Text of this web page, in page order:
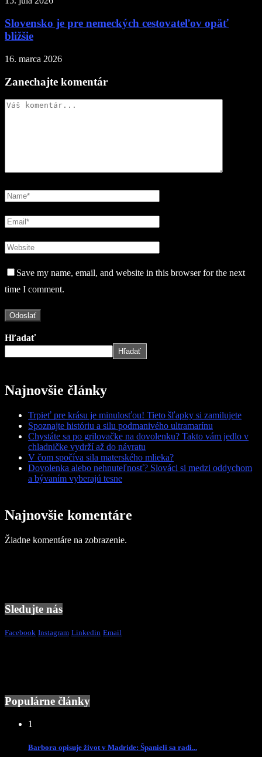
Slovensko je pre nemeckých cestovateľov opäť
bližšie
16. marca 2026
Zanechajte komentár
Save my name, email, and website in this browser for the next
time I comment.
Hľadať
Hľadať
Najnovšie články
Trpieť pre krásu je minulosťou! Tieto šľapky si zamilujete
Spoznajte históriu a silu podmanivého ultramarínu
Chystáte sa po grilovačke na dovolenku? Takto vám jedlo v
chladničke vydrží až do návratu
V čom spočíva sila materského mlieka?
Dovolenka alebo nehnuteľnosť? Slováci si medzi oddychom
a bývaním vyberajú tesne
Najnovšie komentáre
Žiadne komentáre na zobrazenie.
Sledujte nás
Facebook Instagram Linkedin Email
Populárne články
1
Barbora opisuje život v Madride: Španieli sa radi...